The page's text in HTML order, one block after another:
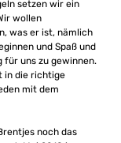
setzen wir ein
wollen
was er ist, nämlich
und Spaß und
für uns zu gewinnen.
in die richtige
mit dem
noch das